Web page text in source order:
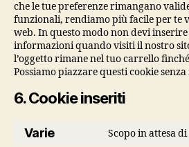
che le tue preferenze rimangano
funzionali, rendiamo più facile per te
web. In questo modo non devi
informazioni quando visiti il nostro
l’oggetto rimane nel tuo carrello
Possiamo piazzare questi cookie
6. Cookie inseriti
Varie Scopo in attesa